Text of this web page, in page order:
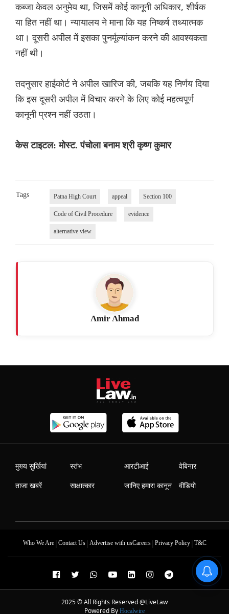
कब्जा केवल अनुमेय था, जिसमें कोई कानूनी अधिकार, शीर्षक
या हित नहीं था। न्यायालय ने माना कि यह निष्कर्ष तथ्यात्मक
था। दूसरी अपील में इसका पुनर्मूल्यांकन करने की आवश्यकता
नहीं थी।
तदनुसार हाईकोर्ट ने अपील खारिज की, जबकि यह निर्णय दिया
कि इस दूसरी अपील में विचार करने के लिए कोई महत्वपूर्ण
कानूनी प्रश्न नहीं उठता।
केस टाइटल: मोस्ट. पंचोला बनाम श्री कृष्ण कुमार
Tags Patna High Court appeal Section 100
Code of Civil Procedure evidence
alternative view
Amir Ahmad
मुख्य सुर्खियां
ताजा खबरें
स्तंभ
साक्षात्कार
आरटीआई
जानिए हमारा कानून
वेबिनार
वीडियो
Who We Are| Contact Us| Advertise with usCareers| Privacy Policy| T&C
2025 © All Rights Reserved @LiveLaw
Powered By Hocalwire